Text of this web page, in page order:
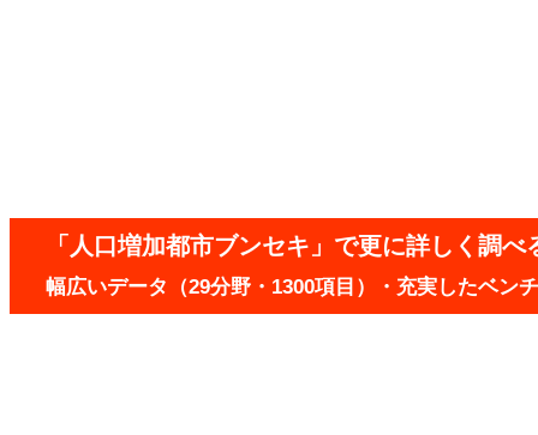
「人口増加都市ブンセキ」で更に詳しく調べ
幅広いデータ（29分野・1300項目）・充実したベン